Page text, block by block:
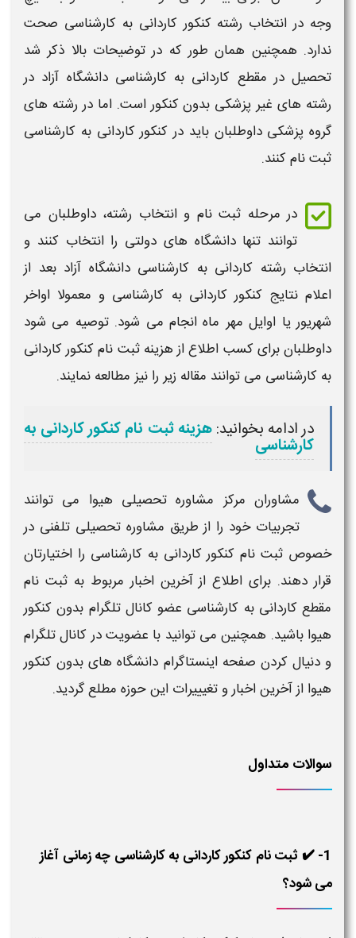
وجه درانتخاب رشته کنکور کاردانی به کارشناسی صحت
ندارد. همچنین همان طور که در توضیحات بالا ذکر شد
تحصیل در مقطع کاردانی به کارشناسی دانشگاه آزاد در
رشته های غیر پزشکی بدون کنکوراست. اما در رشته های
گروه پزشکی داوطلبان باید در کنکور کاردانی به کارشناسی
ثبت نام کنند.
در مرحله ثبت نام و انتخاب رشته، داوطلبان می
توانند تنها دانشگاه های دولتی راانتخاب کنند و
انتخاب رشته کاردانی به کارشناسی دانشگاه آزادبعد از
اعلام نتایج کنکور کاردانی به کارشناسی و معمولا اواخر
شهریور یا اوایل مهر ماه انجام می شود. توصیه می شود
داوطلبان برای کسب اطلاع از هزینهثبت نام کنکور کاردانی
به کارشناسی می توانند مقاله زیر را نیز مطالعه نمایند.
در ادامه بخوانید:هزینه ثبت نام کنکور کاردانی به
کارشناسی
مشاوران مرکز مشاوره تحصیلی هیوا می توانند
تجربیات خود را از طریق مشاوره تحصیلی تلفنی در
خصوص ثبت نام کنکور کاردانی به کارشناسی را اختیارتان
قرار دهند. برای اطلاع از آخرین اخبار مربوط به ثبت نام
مقطع کاردانی به کارشناسی عضو کانال تلگرام بدون کنکور
هیواباشید. همچنین می توانید با عضویت در کانال تلگرام
و دنیال کردن صفحه اینستاگرام دانشگاه های بدون کنکور
هیوا از آخرین اخبار و تغیییرات این حوزه مطلع گردید.
سوالات متداول
1- ✔️ ثبت نام کنکور کاردانی به کارشناسی چه زمانی آغاز
می شود؟